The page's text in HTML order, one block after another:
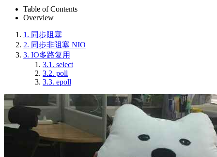
Table of Contents
Overview
1. 同步阻塞
2. 同步非阻塞 NIO
3. IO多路复用
3.1. select
3.2. poll
3.3. epoll